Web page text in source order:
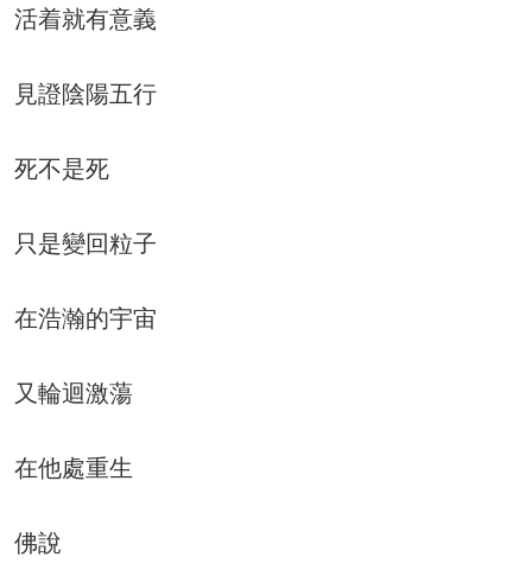
活着就有意義
見證陰陽五行
死不是死
只是變回粒子
在浩瀚的宇宙
又輪迴激蕩
在他處重生
佛說